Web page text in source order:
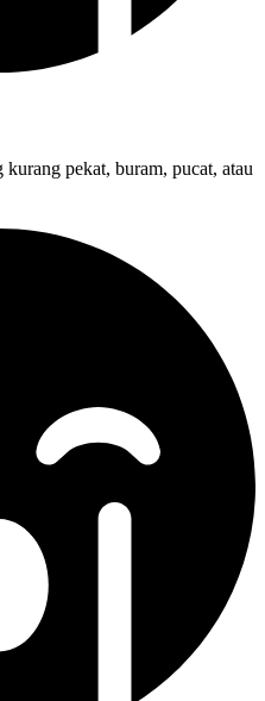
pekat, buram, pucat, atau